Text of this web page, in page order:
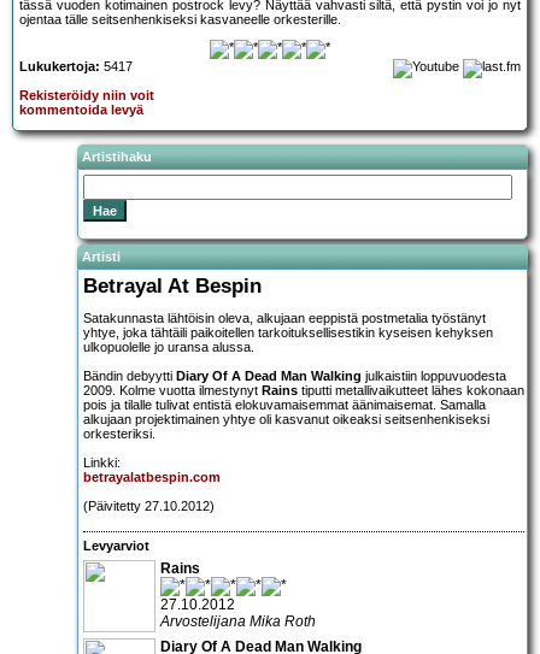
tässä vuoden kotimainen postrock levy? Näyttää vahvasti siltä, että pystin voi jo nyt
ojentaa tälle seitsenhenkiseksi kasvaneelle orkesterille.
Lukukertoja: 5417
Rekisteröidy niin voit
kommentoida levyä
Artistihaku
Artisti
Betrayal At Bespin
Satakunnasta lähtöisin oleva, alkujaan eeppistä postmetalia työstänyt
yhtye, joka tähtäili paikoitellen tarkoituksellisestikin kyseisen kehyksen
ulkopuolelle jo uransa alussa.
Bändin debyytti Diary Of A Dead Man Walking julkaistiin loppuvuodesta
2009. Kolme vuotta ilmestynyt Rains tiputti metallivaikutteet lähes kokonaan
pois ja tilalle tulivat entistä elokuvamaisemmat äänimaisemat. Samalla
alkujaan projektimainen yhtye oli kasvanut oikeaksi seitsenhenkiseksi
orkesteriksi.
Linkki:
betrayalatbespin.com
(Päivitetty 27.10.2012)
Levyarviot
Rains
27.10.2012
Arvostelijana Mika Roth
Diary Of A Dead Man Walking